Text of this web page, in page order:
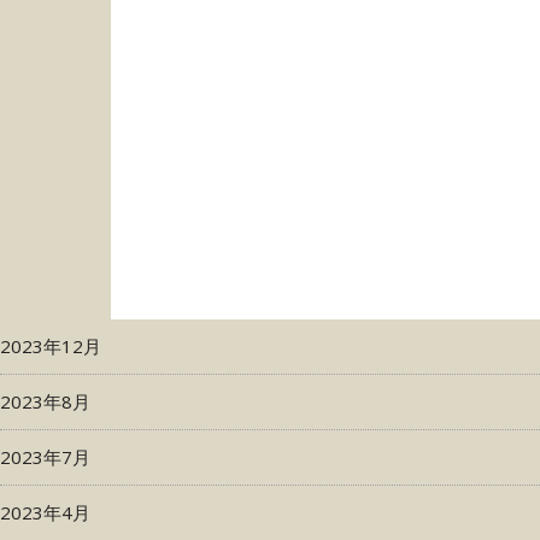
2023年12月
2023年8月
2023年7月
2023年4月